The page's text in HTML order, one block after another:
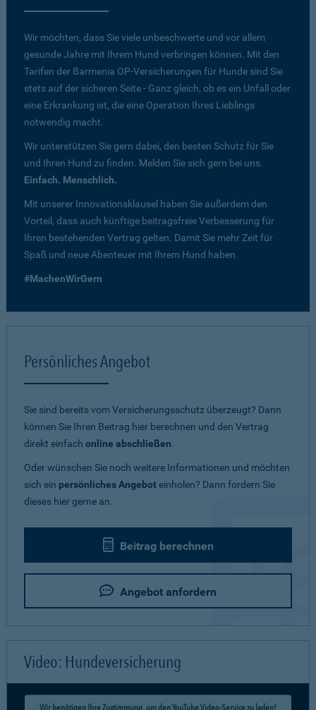
Wir möchten, dass Sie viele unbeschwerte und vor allem
gesunde Jahre mit Ihrem Hund verbringen können. Mit den
Tarifen der Barmenia OP-Versicherungen für Hunde sind Sie
stets auf der sicheren Seite - Ganz gleich, ob es ein Unfall oder
eine Erkrankung ist, die eine Operation Ihres Lieblings
notwendig macht.
Wir unterstützen Sie gern dabei, den besten Schutz für Sie
und Ihren Hund zu finden. Melden Sie sich gern bei uns.
Einfach. Menschlich.
Mit unserer Innovationsklausel haben Sie außerdem den
Vorteil, dass auch künftige beitragsfreie Verbesserung für
Ihren bestehenden Vertrag gelten. Damit Sie mehr Zeit für
Spaß und neue Abenteuer mit Ihrem Hund haben.
#MachenWirGern
Persönliches Angebot
Sie sind bereits vom Versicherungsschutz überzeugt? Dann
können Sie Ihren Beitrag hier berechnen und den Vertrag
direkt einfach online abschließen.
Oder wünschen Sie noch weitere Informationen und möchten
sich ein persönliches Angeboteinholen? Dann fordern Sie
dieses hier gerne an.
Beitrag berechnen
Angebot anfordern
Video: Hundeversicherung
Wir benötigen Ihre Zustimmung, um den YouTube Video-Service zu laden!